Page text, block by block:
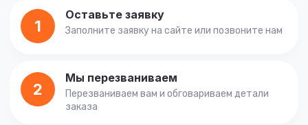
1
Оставьте заявку
Заполните заявку на сайте или позвоните нам
2
Мы перезваниваем
Перезваниваем вам и обговариваем детали
заказа